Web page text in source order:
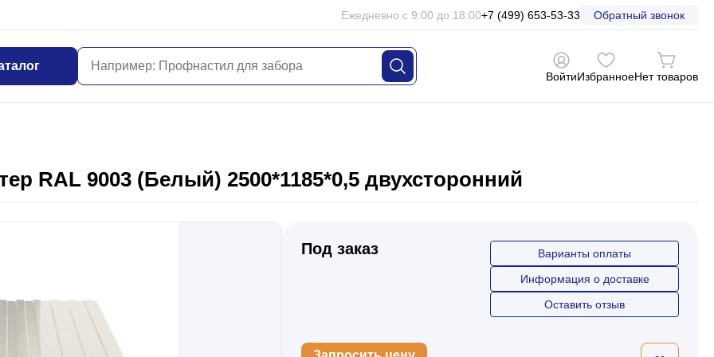
Ежедневно с 9:00 до 18:00+7 (499) 653-53-33 Обратный звонок
ВойтиИзбранноеНет товаров
RAL 9003 (Белый) 2500*1185*0,5 двухсторонний
Под заказ
Варианты оплаты
Информация о доставке
Оставить отзыв